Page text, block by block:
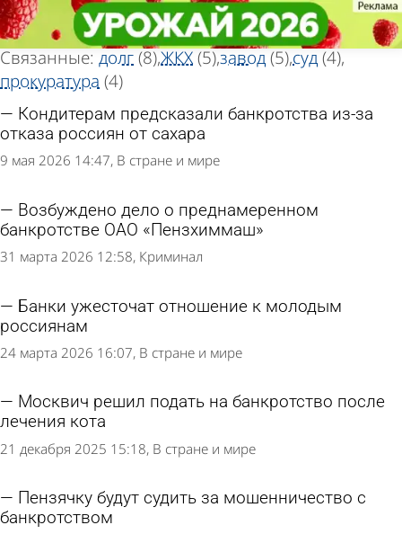
«Банкротство»
Тег новостей
Всего найдено 44 новости
Связанные: долг(8)ЖКХ(5)завод(5)суд(4)
прокуратура (4)
Кондитерам предсказали банкротства из-за
отказа россиян от сахара
9 мая 2026 14:47 В стране и мире
Возбуждено дело о преднамеренном
банкротстве ОАО «Пензхиммаш»
31 марта 2026 12:58 Криминал
Банки ужесточат отношение к молодым
россиянам
24 марта 2026 16:07 В стране и мире
Москвич решил подать на банкротство после
лечения кота
21 декабря 2025 15:18 В стране и мире
Пензячку будут судить за мошенничество с
банкротством
«Банкротство»
Тег новостей